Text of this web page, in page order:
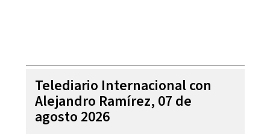
Telediario Internacional con
Alejandro Ramírez, 07 de
agosto 2026